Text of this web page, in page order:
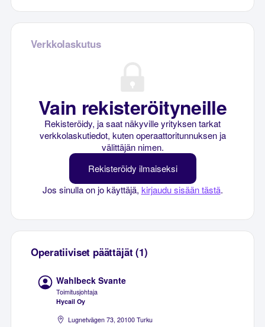
Verkkolaskutus
Vain rekisteröityneille
Rekisteröidy, ja saat näkyville yrityksen tarkat
verkkolaskutiedot, kuten operaattoritunnuksen ja
välittäjän nimen.
Rekisteröidy ilmaiseksi
Jos sinulla on jo käyttäjä, kirjaudu sisään tästä.
Operatiiviset päättäjät (1)
Wahlbeck Svante
Toimitusjohtaja
Hycail Oy
Lugnetvägen 73, 20100 Turku